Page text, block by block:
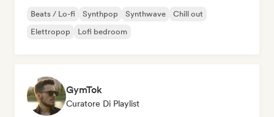
Beats / Lo-fi Synthpop Synthwave
Chill out
Elettropop
Lofi bedroom
GymTok
Curatore Di Playlist